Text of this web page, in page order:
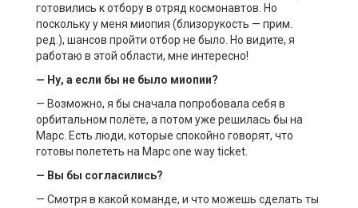
готовились к отбору в отряд космонавтов. Но
поскольку у меня миопия (близорукость — прим.
ред.), шансов пройти отбор не было. Но видите, я
работаю в этой области, мне интересно!
— Ну, а если бы не было миопии?
— Возможно, я бы сначала попробовала себя в
орбитальном полёте, а потом уже решилась бы на
Марс. Есть люди, которые спокойно говорят, что
готовы полететь на Марс one way ticket.
— Вы бы согласились?
— Смотря в какой команде, и что можешь сделать ты